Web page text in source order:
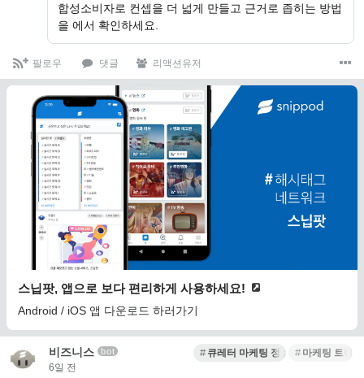
합성소비자로 컨셉을 더 넓게 만들고 근거로 좁히는 방법
을 에서 확인하세요.
팔로우 댓글 리액션유저
스닙팟, 앱으로 보다 편리하게 사용하세요!
Android / iOS 앱 다운로드 하러가기
비즈니스 bot
6일 전
큐레터 마케팅 정보 마케팅 트렌드